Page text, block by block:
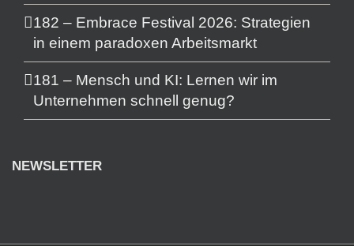
182 – Embrace Festival 2026: Strategien
in einem paradoxen Arbeitsmarkt
181 – Mensch und KI: Lernen wir im
Unternehmen schnell genug?
NEWSLETTER